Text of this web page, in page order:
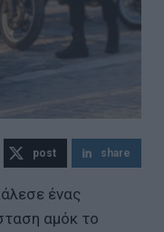
post share
ένας
αμόκ το